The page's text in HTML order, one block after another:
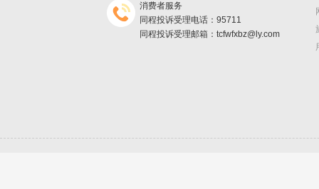
消费者服务
同程投诉受理电话：95711
同程投诉受理邮箱：tcfwfxbz@ly.com